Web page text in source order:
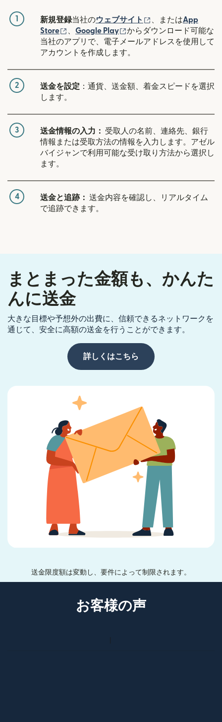
1 新規登録当社のウェブサイト （別ウィンドウで
、またはApp
Store
（別ウィンドウで開きます）
Google Play （別ウィンドウで開きま
からダウンロード可能な
当社のアプリで、電子メールアドレスを使用して
アカウントを作成します。
2 送金を設定 ：通貨、送金額、着金スピードを選択
します。
3 送金情報の入力：
受取人の名前、連絡先、銀行
情報または受取方法の情報を入力します。アゼル
バイジャンで利用可能な受け取り方法から選択し
ます。
4 送金と追跡： 送金内容を確認し、リアルタイム
で追跡できます。
まとまった金額も、かんた
んに送金
大きな目標や予想外の出費に、信頼できるネットワークを
通じて、安全に高額の送金を行うことができます。
詳しくはこちら
送金限度額は変動し、要件によって制限されます。
お客様の声